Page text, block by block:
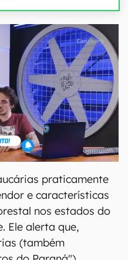
praticamente
e características
nos estados do
Ele alerta que,
(também